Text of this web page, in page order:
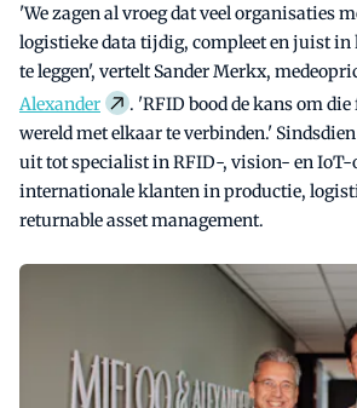
'We zagen al vroeg dat veel organisaties
logistieke data tijdig, compleet en juist in
te leggen', vertelt Sander Merkx,
Alexander
. 'RFID bood de kans om
wereld met elkaar te verbinden.'
uit tot specialist in RFID-, vision- en IoT-
internationale klanten in productie,
returnable asset management.